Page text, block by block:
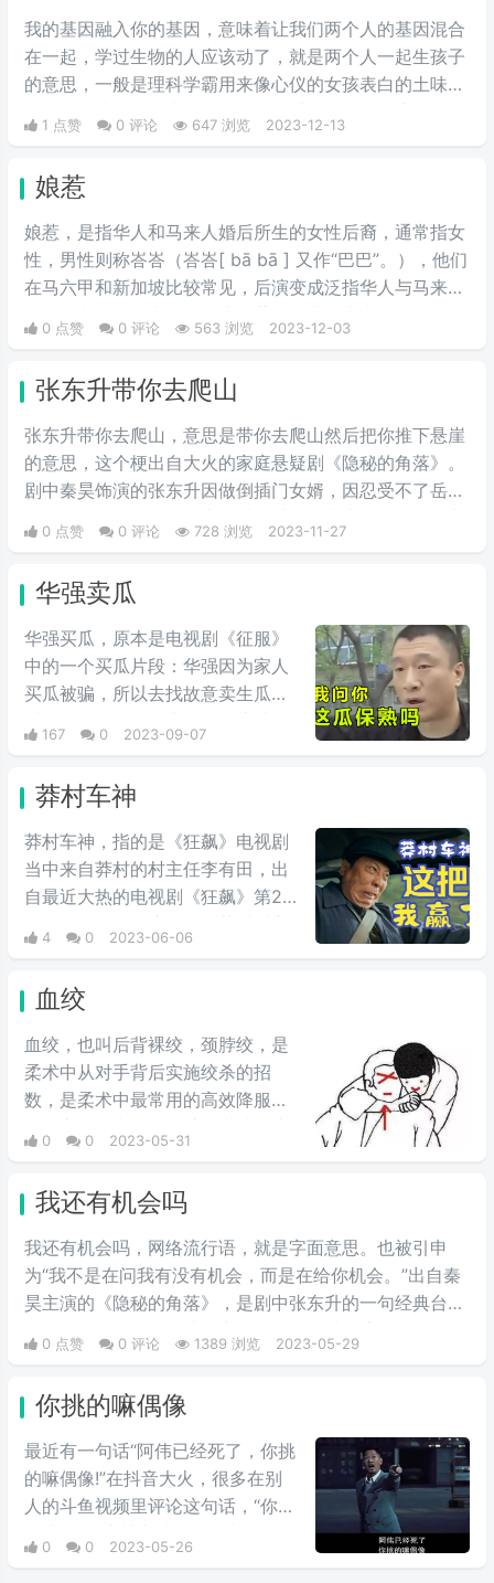
我的基因融入你的基因，意味着让我们两个人的基因混合
在一起，学过生物的人应该动了，就是两个人一起生孩子
的意思，一般是理科学霸用来像心仪的女孩表白的土味情
话，意思就是要追求你的意思，不过不得不说，这句话有
点开车的嫌疑。
1 点赞 0 评论 647 浏览 2023-12-13
娘惹
娘惹，是指华人和马来人婚后所生的女性后裔，通常指女
性，男性则称峇峇（峇峇[ bā bā ] 又作“巴巴”。），他们
在马六甲和新加坡比较常见，后演变成泛指华人与马来人
相融的文化。因电视剧《小娘惹》播出而火出圈。
0 点赞 0 评论 563 浏览 2023-12-03
张东升带你去爬山
张东升带你去爬山，意思是带你去爬山然后把你推下悬崖
的意思，这个梗出自大火的家庭悬疑剧《隐秘的角落》。
剧中秦昊饰演的张东升因做倒插门女婿，因忍受不了岳父
从山顶推下。之后“一起爬山吗”就成为了一种死亡邀约，
你爬山”或者“，明天一起去爬山”……类似的话，那么就是
在调侃这部剧的剧情。如果有人提议“一起去爬山”，网友
们标准答案应该是“不了不了”，不过大多数时候都是网友
们的调侃。
0 点赞 0 评论 728 浏览 2023-11-27
华强卖瓜
华强买瓜，原本是电视剧《征服》
中的一个买瓜片段：华强因为家人
买瓜被骗，所以去找故意卖生瓜的
瓜贩子算账。现在大多是指该片段
的鬼畜视频，如《买瓜大队》、
167 0 2023-09-07
莽村车神
莽村车神，指的是《狂飙》电视剧
当中来自莽村的村主任李有田，出
自最近大热的电视剧《狂飙》第24
集里的名场面，这一段是莽村村主
任李有田开车去自首，没想到是车
有田退档、拉手刹都无果，只能眼
睁睁的看着自己一路狂飙掉下悬
崖。
4 0 2023-06-06
血绞
血绞，也叫后背裸绞，颈脖绞，是
柔术中从对手背后实施绞杀的招
数，是柔术中最常用的高效降服
技，主要是卡住颈动脉，直接阻止
血液往脑部流动，从而造成休克。
0 0 2023-05-31
我还有机会吗
我还有机会吗，网络流行语，就是字面意思。也被引申
为“我不是在问我有没有机会，而是在给你机会。”出自秦
昊主演的《隐秘的角落》，是剧中张东升的一句经典台
词，然后被网友发挥脑洞广泛运用到各种语境。
0 点赞 0 评论 1389 浏览 2023-05-29
你挑的嘛偶像
最近有一句话“阿伟已经死了，你挑
的嘛偶像!”在抖音大火，很多在别
人的斗鱼视频里评论这句话，“你挑
的嘛偶像“这其实就是一句电影台
词，这句台词的全部内容是这样
0 0 2023-05-26